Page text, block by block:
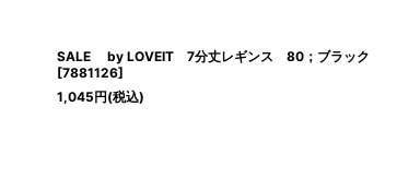
SALE by LOVEIT 7分丈レギンス 80；ブラック
[7881126]
1,045円(税込)